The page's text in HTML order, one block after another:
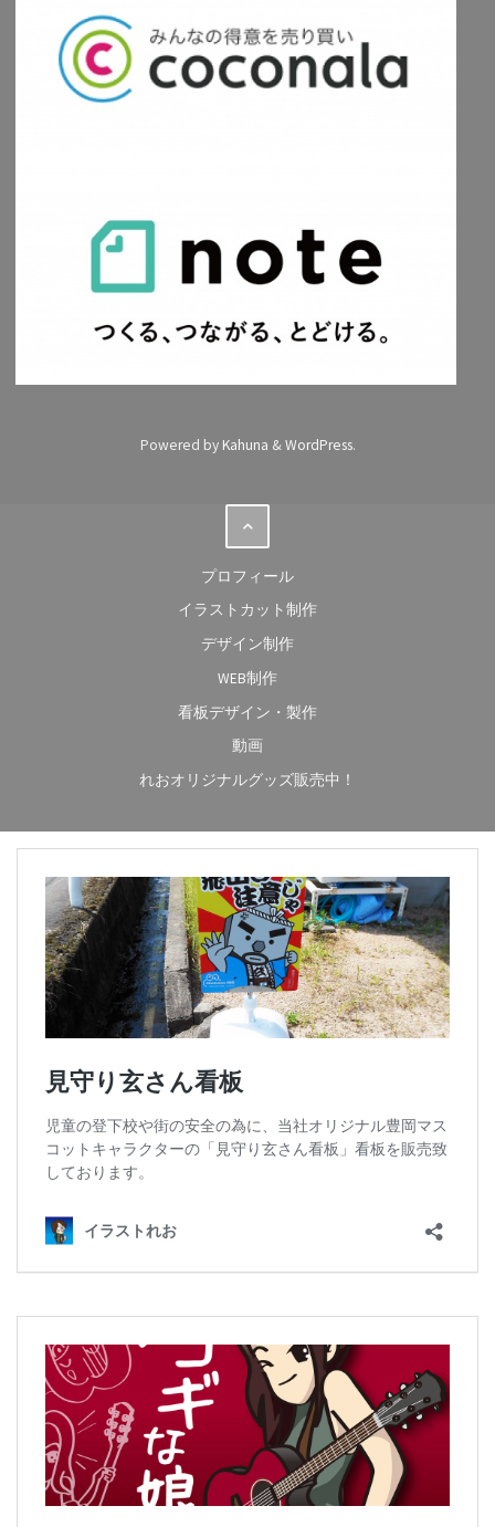
Powered byKahuna &WordPress.
プロフィール
イラストカット制作
デザイン制作
WEB制作
看板デザイン・製作
動画
れおオリジナルグッズ販売中！